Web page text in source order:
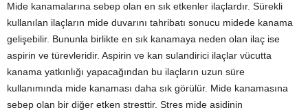
Mide kanamalarına sebep olan en sık etkenler ilaçlardır. Sürekli
kullanılan ilaçların mide duvarını tahribatı sonucu midede kanama
gelişebilir. Bununla birlikte en sık kanamaya neden olan ilaç ise
aspirin ve türevleridir. Aspirin ve kan sulandirici ilaçlar vücutta
kanama yatkınlığı yapacağından bu ilaçların uzun süre
kullanımında mide kanaması daha sık görülür. Mide kanamasına
sebep olan bir diğer etken stresttir. Stres mide asidinin